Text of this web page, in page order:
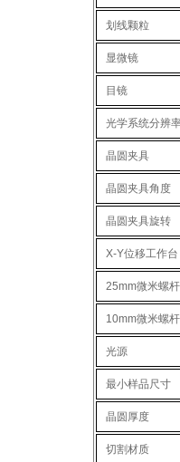
划线颗粒
显微镜
目镜
光学系统分辨
晶圆夹具
晶圆夹具角度
晶圆夹具旋转
X-Y位移工作台
25mm微米螺杆
10mm微米螺杆
光源
最小样品尺寸
晶圆厚度
切割材质